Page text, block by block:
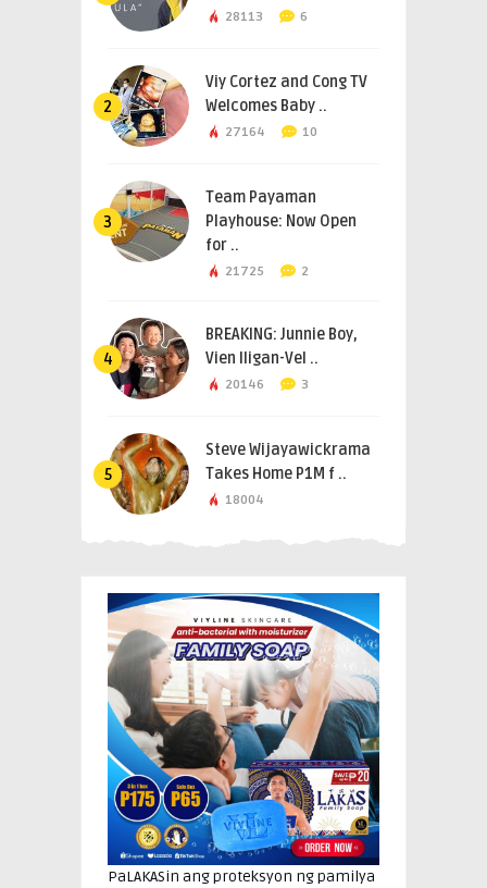
28113 6
2
Viy Cortez and Cong TV
Welcomes Baby ..
27164 10
3
Team Payaman
Playhouse: Now Open
for ..
21725 2
4
BREAKING: Junnie Boy,
Vien Iligan-Vel ..
20146 3
5
Steve Wijayawickrama
Takes Home P1M f ..
18004
PaLAKASin ang proteksyon ng pamilya